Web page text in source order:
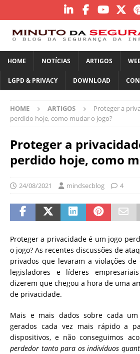
HOME NOTÍCIAS ARTIGOS
LGPD & PRIVACY DOWNLOAD
HOME ARTIGOS
Proteger a
perdido hoje, como mudar o jogo?
Proteger a
perdido hoje, como
24/08/2021 mindsecblog 4
Proteger a privacidade é um jogo
o jogo? As recentes discussões de
privados que levaram a violações
legisladores e líderes
dizerem que chegou a hora de uma
de privacidade.
Mais e mais dados sobre cada
gerados cada vez mais rápido a
dispositivos, e não conseguimos
perdedor tanto para os indivíduos